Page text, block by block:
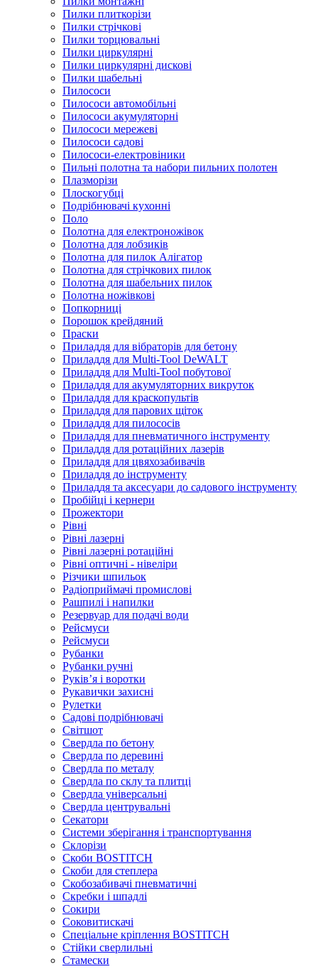
Пилки плиткорізи
Пилки стрічкові
Пилки торцювальні
Пилки циркулярні
Пилки циркулярні дискові
Пилки шабельні
Пилососи
Пилососи автомобільні
Пилососи акумуляторні
Пилососи мережеві
Пилососи садові
Пилососи-електровіники
Пильні полотна та набори пильних полотен
Плазморізи
Плоскогубці
Подрібнювачі кухонні
Поло
Полотна для електроножівок
Полотна для лобзиків
Полотна для пилок Алігатор
Полотна для стрічкових пилок
Полотна для шабельних пилок
Полотна ножівкові
Попкорниці
Порошок крейдяний
Праски
Приладдя для вібраторів для бетону
Приладдя для Multi-Tool DeWALT
Приладдя для Multi-Tool побутової
Приладдя для акумуляторних викруток
Приладдя для краскопультів
Приладдя для парових щіток
Приладдя для пилососів
Приладдя для пневматичного інструменту
Приладдя для ротаційних лазерів
Приладдя для цвяхозабивачів
Приладдя до інструменту
Приладдя та аксесуари до садового інструменту
Пробійці і кернери
Прожектори
Рівні
Рівні лазерні
Рівні лазерні ротаційні
Рівні оптичні - нівеліри
Різчики шпильок
Радіоприймачі промислові
Рашпилі і напилки
Резервуар для подачі води
Рейсмуси
Рейсмуси
Рубанки
Рубанки ручні
Руківʼя і воротки
Рукавички захисні
Рулетки
Садові подрібнювачі
Світшот
Свердла по бетону
Свердла по деревині
Свердла по металу
Свердла по склу та плитці
Свердла універсальні
Свердла центрувальні
Секатори
Системи зберігання і транспортування
Склорізи
Скоби BOSTITCH
Скоби для степлера
Скобозабивачі пневматичні
Скребки і шпадлі
Сокири
Соковитискачі
Спеціальне кріплення BOSTITCH
Стійки сверлильні
Стамески